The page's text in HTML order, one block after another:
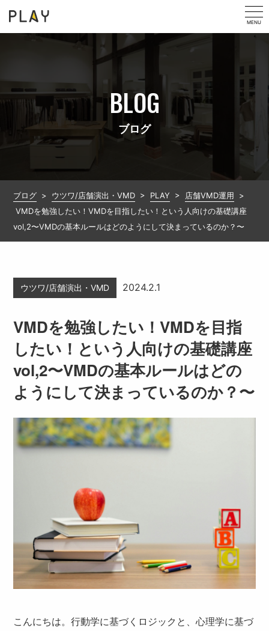
MENU
BLOG
ブログ
ブログ > ウツワ/店舗演出・VMD > PLAY > 店舗VMD運用 >
VMDを勉強したい！VMDを目指したい！という人向けの基礎講座
vol,2〜VMDの基本ルールはどのようにして決まっているのか？〜
ウツワ/店舗演出・VMD 2024.2.1
VMDを勉強したい！VMDを目指
したい！という人向けの基礎講座
vol,2〜VMDの基本ルールはどの
ようにして決まっているのか？〜
こんにちは。行動学に基づくロジックと、心理学に基づ